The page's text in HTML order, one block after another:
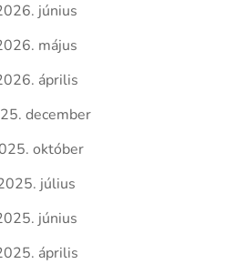
június
május
április
december
október
július
június
április